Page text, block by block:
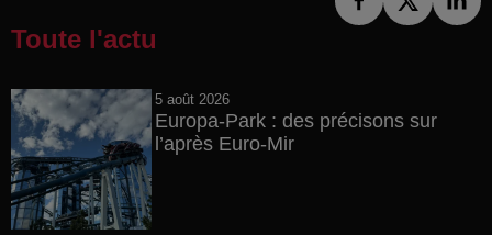
Toute l'actu
5 août 2026
Europa-Park : des précisons sur
l’après Euro-Mir